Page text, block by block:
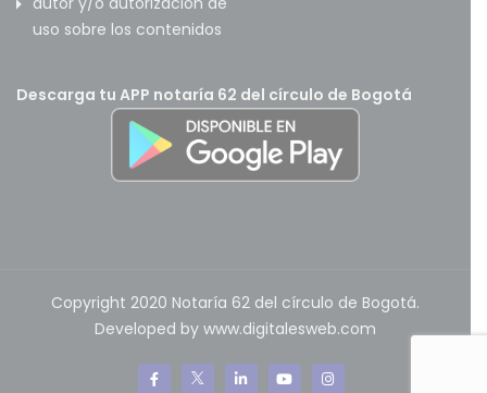
uso sobre los contenidos
Descarga tu APP notaría 62 del círculo de Bogotá
Copyright 2020 Notaría 62 del círculo de Bogotá.
Developed by www.digitalesweb.com